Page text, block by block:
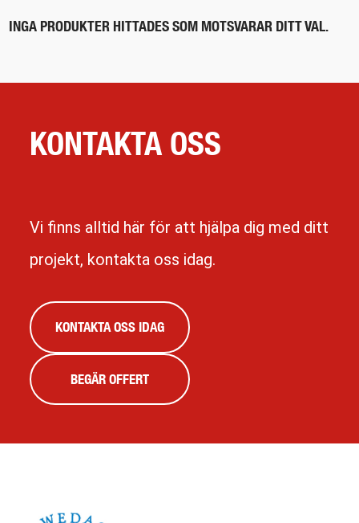
INGA PRODUKTER HITTADES SOM MOTSVARAR DITT VAL.
KONTAKTA OSS
Vi finns alltid här för att hjälpa dig med ditt
projekt, kontakta oss idag.
KONTAKTA OSS IDAG
BEGÄR OFFERT